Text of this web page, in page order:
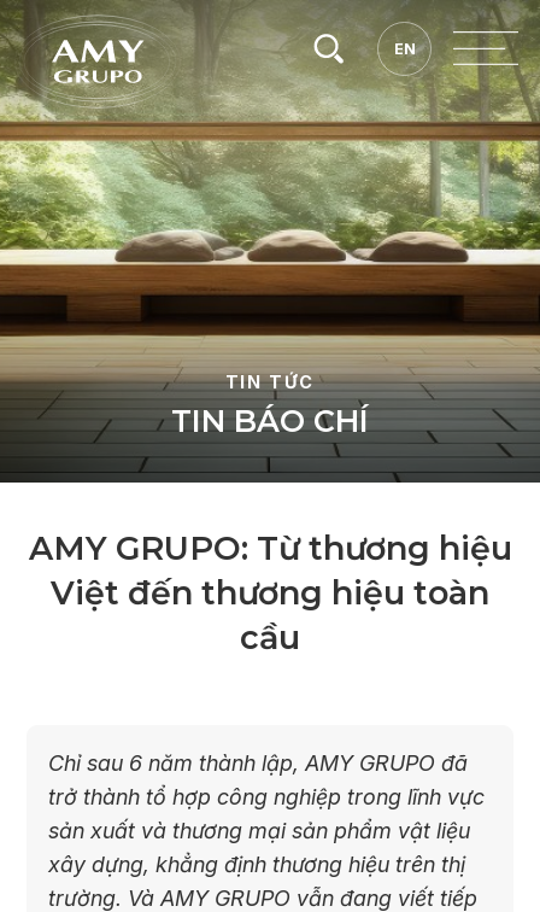
EN
EN
TIN TỨC
TIN BÁO CHÍ
AMY GRUPO: Từ thương hiệu
Việt đến thương hiệu toàn
cầu
Chỉ sau 6 năm thành lập, AMY GRUPO đã
trở thành tổ hợp công nghiệp trong lĩnh vực
sản xuất và thương mại sản phẩm vật liệu
xây dựng, khẳng định thương hiệu trên thị
trường. Và AMY GRUPO vẫn đang viết tiếp
Tìm